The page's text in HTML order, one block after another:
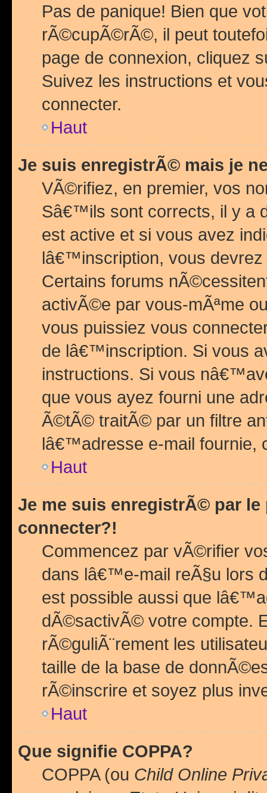
Pas de panique! Bien que
rÃ©cupÃ©rÃ©, il peut
page de connexion, cliquez
Suivez les instructions et
connecter.
Haut
Je suis enregistrÃ© mais je
VÃ©rifiez, en premier, vos
Sâ€™ils sont corrects, il y a
est active et si vous avez
lâ€™inscription, vous
Certains forums
activÃ©e par vous-mÃªme
vous puissiez vous
de lâ€™inscription. Si vous
instructions. Si vous
que vous ayez fourni une
Ã©tÃ© traitÃ© par un filtre
lâ€™adresse e-mail fournie,
Haut
Je me suis enregistrÃ© par
connecter?!
Commencez par vÃ©rifier
dans lâ€™e-mail reÃ§u lors
est possible aussi que
dÃ©sactivÃ© votre compte.
rÃ©guliÃ¨rement les
taille de la base de
rÃ©inscrire et soyez plus
Haut
Que signifie COPPA?
COPPA (ou Child Online